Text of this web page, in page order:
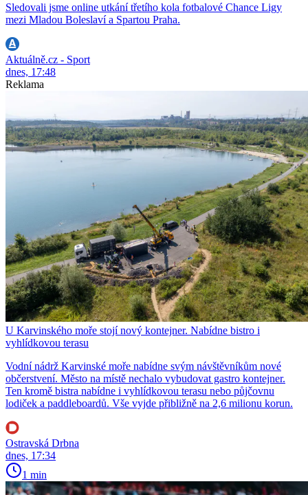
Sledovali jsme online utkání třetího kola fotbalové Chance Ligy
mezi Mladou Boleslaví a Spartou Praha.
Aktuálně.cz - Sport
dnes, 17:48
Reklama
U Karvinského moře stojí nový kontejner. Nabídne bistro i
vyhlídkovou terasu
Vodní nádrž Karvinské moře nabídne svým návštěvníkům nové
občerstvení. Město na místě nechalo vybudovat gastro kontejner.
Ten kromě bistra nabídne i vyhlídkovou terasu nebo půjčovnu
lodiček a paddleboardů. Vše vyjde přibližně na 2,6 milionu korun.
Ostravská Drbna
dnes, 17:34
1 min